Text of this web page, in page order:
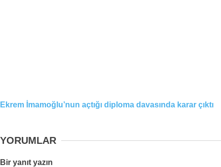
Ekrem İmamoğlu’nun açtığı diploma davasında karar çıktı
YORUMLAR
Bir yanıt yazın